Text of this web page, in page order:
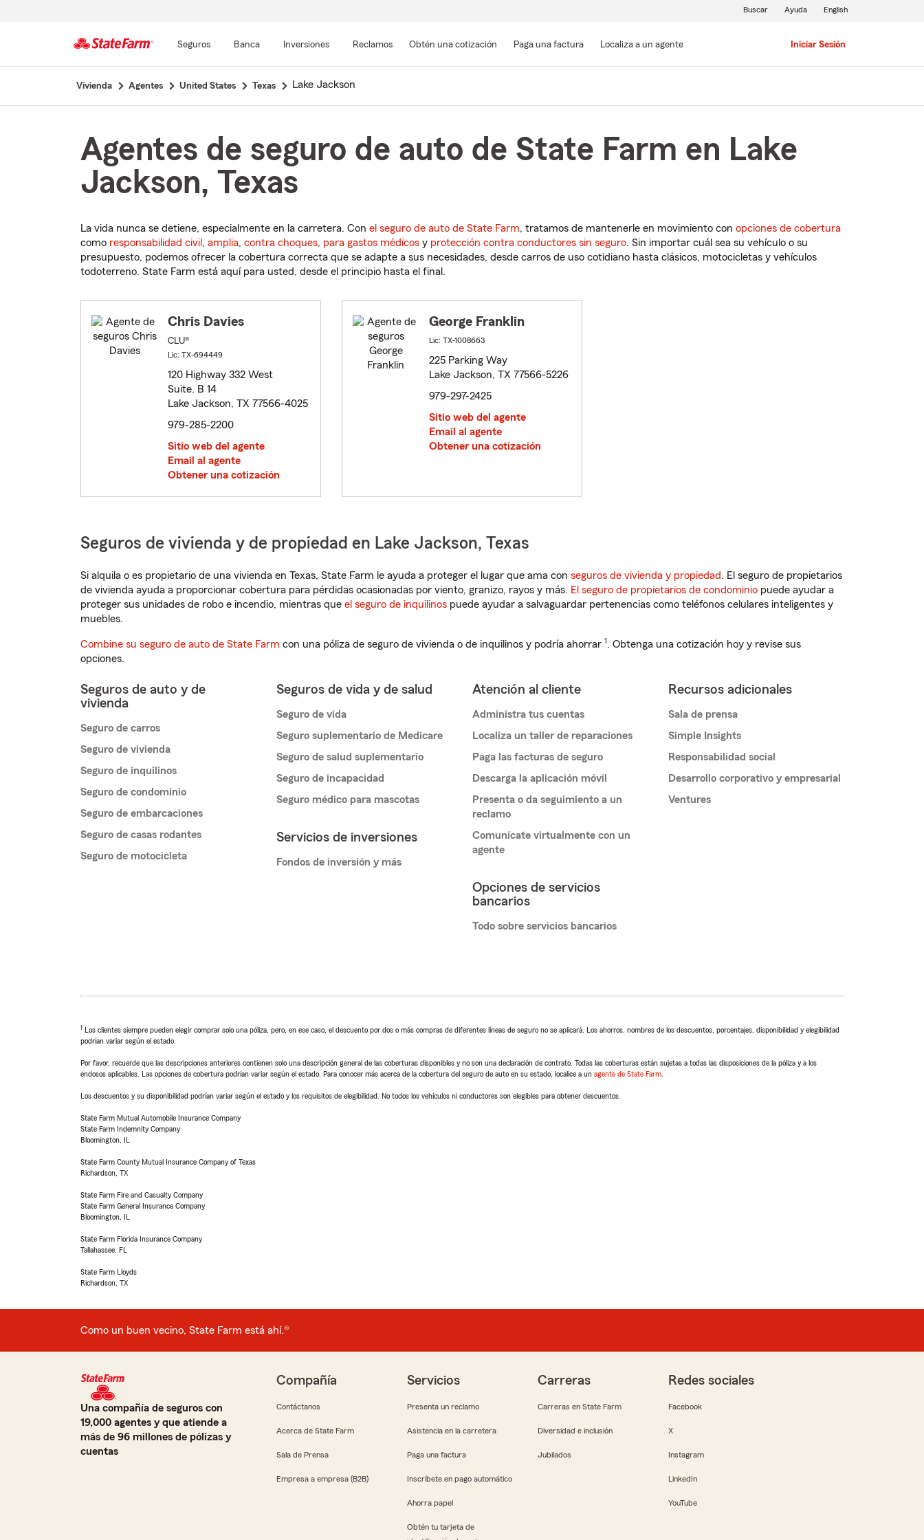
contenido
Seguros Banca Inversiones Reclamos Obtén una cotización Paga una factura Localiza a un agente Iniciar Sesión
Buscar Ayuda English
Vivienda Agentes United States Texas Lake Jackson
Agentes de seguro de auto de State Farm en Lake
Jackson, Texas
La vida nunca se detiene, especialmente en la carretera. Con el seguro de auto de State Farm, tratamos de mantenerle en movimiento con opciones de cobertura
como responsabilidad civil , amplia, contra choques, para gastos médicos y protección contra conductores sin seguro. Sin importar cuál sea su vehículo o su
presupuesto, podemos ofrecer la cobertura correcta que se adapte a sus necesidades, desde carros de uso cotidiano hasta clásicos, motocicletas y vehículos
todoterreno. State Farm está aquí para usted, desde el principio hasta el final.
Chris Davies
CLU®
Lic: TX-694449
120 Highway 332 West
Suite. B 14
Lake Jackson, TX 77566-4025
979-285-2200
Sitio web del agente
Email al agente
Obtener una cotización
George Franklin
Lic: TX-1008663
225 Parking Way
Lake Jackson, TX 77566-5226
979-297-2425
Sitio web del agente
Email al agente
Obtener una cotización
Seguros de vivienda y de propiedad en Lake Jackson, Texas
Si alquila o es propietario de una vivienda en Texas, State Farm le ayuda a proteger el lugar que ama con seguros de vivienda y propiedad. El seguro de propietarios
de vivienda ayuda a proporcionar cobertura para pérdidas ocasionadas por viento, granizo, rayos y más. El seguro de propietarios de condominio puede ayudar a
proteger sus unidades de robo e incendio, mientras que el seguro de inquilinos puede ayudar a salvaguardar pertenencias como teléfonos celulares inteligentes y
muebles.
Combine su seguro de auto de State Farm con una póliza de seguro de vivienda o de inquilinos y podría ahorrar 1. Obtenga una cotización hoy y revise sus
opciones.
Seguros de auto y de
vivienda
Seguro de carros
Seguro de vivienda
Seguro de inquilinos
Seguro de condominio
Seguro de embarcaciones
Seguro de casas rodantes
Seguro de motocicleta
Seguros de vida y de salud
Seguro de vida
Seguro suplementario de Medicare
Seguro de salud suplementario
Seguro de incapacidad
Seguro médico para mascotas
Servicios de inversiones
Fondos de inversión y más
Atención al cliente
Administra tus cuentas
Localiza un taller de reparaciones
Paga las facturas de seguro
Descarga la aplicación móvil
Presenta o da seguimiento a un
reclamo
Comunícate virtualmente con un
agente
Opciones de servicios
bancarios
Todo sobre servicios bancarios
Recursos adicionales
Sala de prensa
Simple Insights
Responsabilidad social
Desarrollo corporativo y empresarial
Ventures
1 Los clientes siempre pueden elegir comprar solo una póliza, pero, en ese caso, el descuento por dos o más compras de diferentes líneas de seguro no se aplicará. Los ahorros, nombres de los descuentos, porcentajes, disponibilidad y elegibilidad
podrían variar según el estado.
Por favor, recuerde que las descripciones anteriores contienen solo una descripción general de las coberturas disponibles y no son una declaración de contrato. Todas las coberturas están sujetas a todas las disposiciones de la póliza y a los
endosos aplicables. Las opciones de cobertura podrían variar según el estado. Para conocer más acerca de la cobertura del seguro de auto en su estado, localice a un agente de State Farm
Los descuentos y su disponibilidad podrían variar según el estado y los requisitos de elegibilidad. No todos los vehículos ni conductores son elegibles para obtener descuentos.
State Farm Mutual Automobile Insurance Company
State Farm Indemnity Company
Bloomington, IL
State Farm County Mutual Insurance Company of Texas
Richardson, TX
State Farm Fire and Casualty Company
State Farm General Insurance Company
Bloomington, IL
State Farm Florida Insurance Company
Tallahassee, FL
State Farm Lloyds
Richardson, TX
Como un buen vecino, State Farm está ahí.®
Una compañía de seguros con
19,000 agentes y que atiende a
más de 96 millones de pólizas y
cuentas
Compañía
Contáctanos
Acerca de State Farm
Sala de Prensa
Empresa a empresa (B2B)
Servicios
Presenta un reclamo
Asistencia en la carretera
Paga una factura
Inscríbete en pago automático
Ahorra papel
Obtén tu tarjeta de
Carreras
Carreras en State Farm
Diversidad e inclusión
Jubilados
Redes sociales
Facebook
X
Instagram
LinkedIn
YouTube